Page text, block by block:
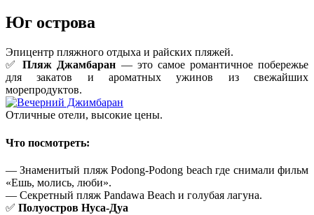
Юг острова
Эпицентр пляжного отдыха и райских пляжей.
✅Пляж Джамбаран — это самое романтичное побережье
для закатов и ароматных ужинов из свежайших
морепродуктов.
Отличные отели, высокие цены.
Что посмотреть:
— Знаменитый пляж Podong-Podong beach где снимали фильм
«Ешь, молись, люби».
— Секретный пляж Pandawa Beach и голубая лагуна.
✅ Полуостров Нуса-Дуа